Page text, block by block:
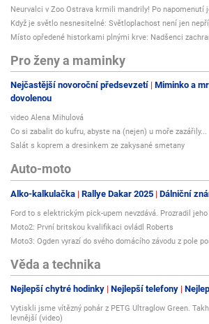
Neurvalci v Zoo Ostrava krmili mandrily! Po napomenutí
Když je světlo nesnesitelné: Světloplachost není jen
Místo opředené historkami plnými krve: Nadšenci
Pro ženy a maminky
Nejčastější novoroční předsevzetí Miminko a
dovolenou
video Alena Mihulová
Co si zabalit do kufru, abyste na (nejen) u moře zazářily...
Salát s koprem a dresinkem ze zakysané smetany
Auto-moto
Alko-kalkulačka Rallye Dakar 2025 Dálniční
Ford to s elektrickým pick-upem nevzdává. Prozradil
Moto2: První britskou kvalifikaci ovládl Roberts
Moto3: Ogden vyrazí do svého domácího závodu z pole
Věda a technika
Nejlepší chytré hodinky Nejlepší telefony
Vytiskli jsme vítězný pohár z PETG Ultraglow Green.
levnější (video)